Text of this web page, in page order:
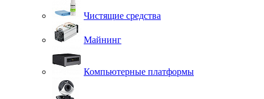
Чистящие средства
Майнинг
Компьютерные платформы